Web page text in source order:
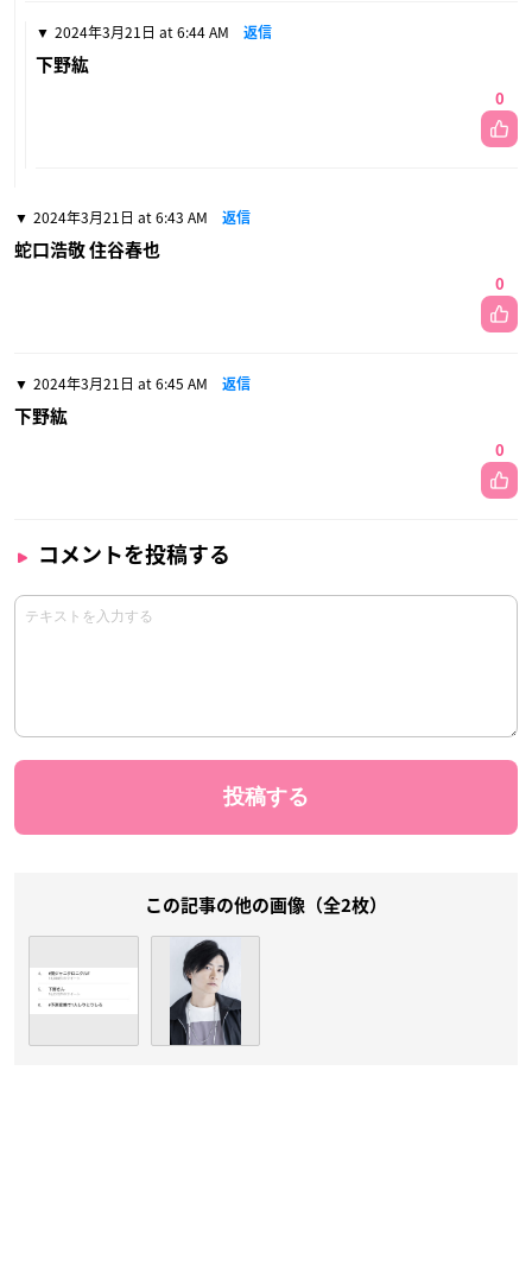
2024年3月21日 at 6:44 AM 返信
下野紘
0
2024年3月21日 at 6:43 AM 返信
蛇口浩敬 住谷春也
0
2024年3月21日 at 6:45 AM 返信
下野紘
0
コメントを投稿する
この記事の他の画像（全2枚）